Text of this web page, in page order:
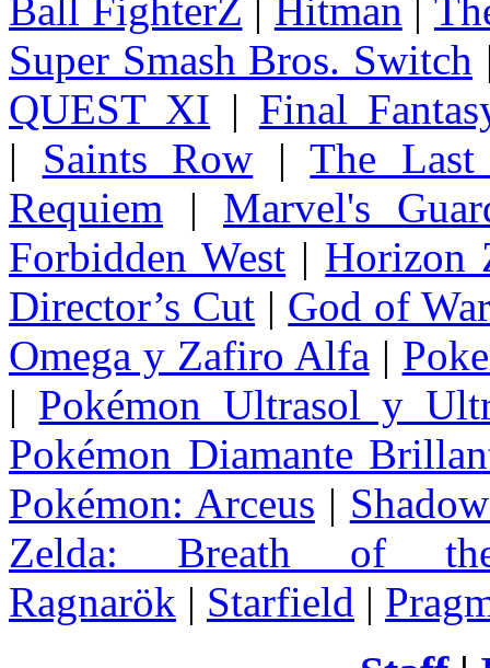
Ball FighterZ | Hitman |
Super Smash Bros. Switch
QUEST XI | Final
| Saints Row |The
Requiem | Marvel's
Forbidden West | Horizon
Director’s Cut | God of
Omega y Zafiro Alfa |
| Pokémon Ultrasol y
Pokémon Diamante
Pokémon: Arceus |
Zelda: Breath of
Ragnarök | Starfield |